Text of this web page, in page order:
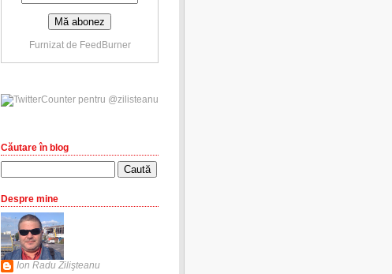
Furnizat de FeedBurner
Căutare în blog
Despre mine
Ion Radu Zilişteanu